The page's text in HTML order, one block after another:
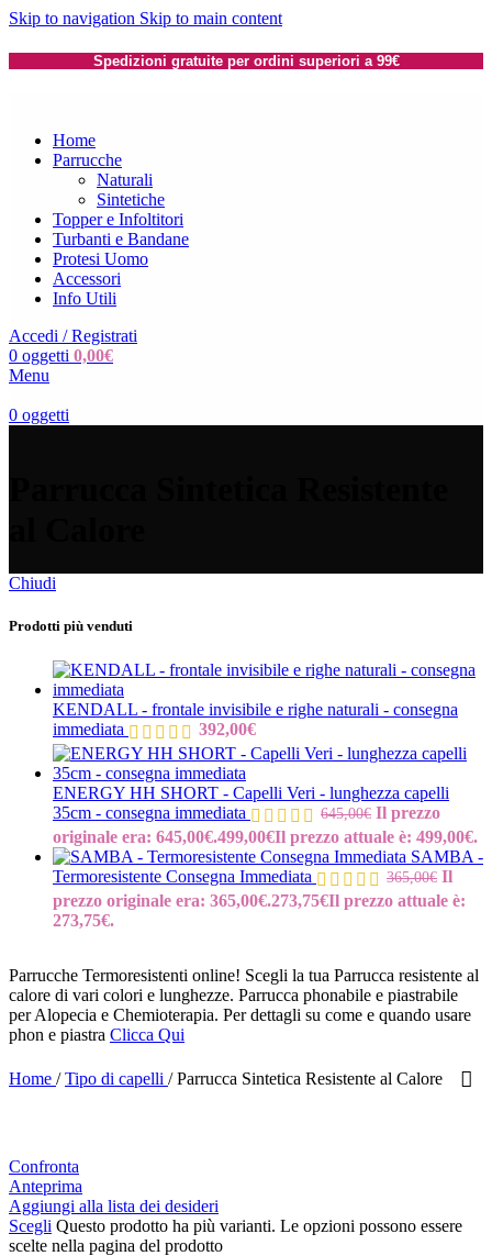
Skip to navigation Skip to main content
Spedizioni gratuite per ordini superiori a 99€
Home
Parrucche
Naturali
Sintetiche
Topper e Infoltitori
Turbanti e Bandane
Protesi Uomo
Accessori
Info Utili
Accedi / Registrati
0 oggetti 0,00€
Menu
0 oggetti
Chiudi
Prodotti più venduti
KENDALL - frontale invisibile e righe naturali - consegna
immediata
392,00€
ENERGY HH SHORT - Capelli Veri - lunghezza capelli
35cm - consegna immediata
645,00€ Il prezzo
originale era: 645,00€.499,00€Il prezzo attuale è: 499,00€.
SAMBA -
Termoresistente Consegna Immediata
365,00€ Il
prezzo originale era: 365,00€.273,75€Il prezzo attuale è:
273,75€.
Parrucche Termoresistenti online! Scegli la tua Parrucca resistente al
calore di vari colori e lunghezze. Parrucca phonabile e piastrabile
per Alopecia e Chemioterapia. Per dettagli su come e quando usare
phon e piastra Clicca Qui
Home / Tipo di capelli / Parrucca Sintetica Resistente al Calore
Confronta
Anteprima
Aggiungi alla lista dei desideri
Scegli Questo prodotto ha più varianti. Le opzioni possono essere
scelte nella pagina del prodotto